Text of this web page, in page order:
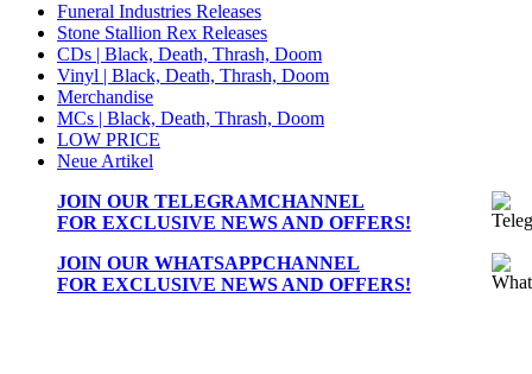
Funeral Industries Releases
Stone Stallion Rex Releases
CDs | Black, Death, Thrash, Doom
Vinyl | Black, Death, Thrash, Doom
Merchandise
MCs | Black, Death, Thrash, Doom
LOW PRICE
Neue Artikel
JOIN OUR TELEGRAMCHANNEL
FOR EXCLUSIVE NEWS AND OFFERS!
JOIN OUR WHATSAPPCHANNEL
FOR EXCLUSIVE NEWS AND OFFERS!